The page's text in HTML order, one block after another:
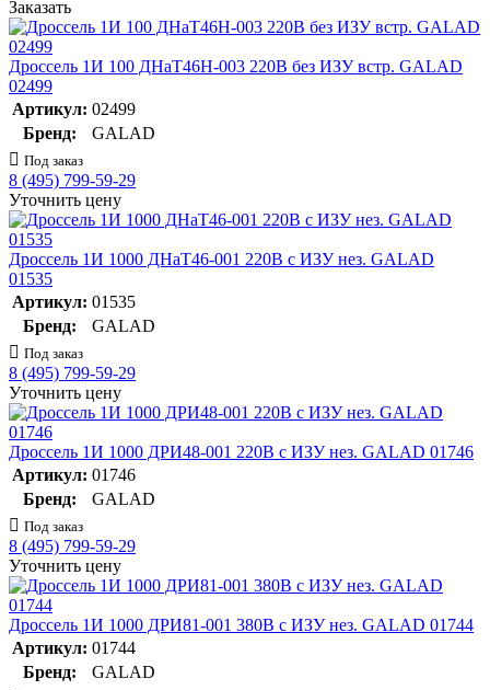
Заказать
Дроссель 1И 100 ДНаТ46Н-003 220В без ИЗУ встр. GALAD
02499
Артикул: 02499
Бренд:
GALAD
Под заказ
8 (495) 799-59-29
Уточнить цену
Дроссель 1И 1000 ДНаТ46-001 220В с ИЗУ нез. GALAD
01535
Артикул: 01535
Бренд:
GALAD
Под заказ
8 (495) 799-59-29
Уточнить цену
Дроссель 1И 1000 ДРИ48-001 220В с ИЗУ нез. GALAD 01746
Артикул: 01746
Бренд:
GALAD
Под заказ
8 (495) 799-59-29
Уточнить цену
Дроссель 1И 1000 ДРИ81-001 380В с ИЗУ нез. GALAD 01744
Артикул: 01744
Бренд:
GALAD